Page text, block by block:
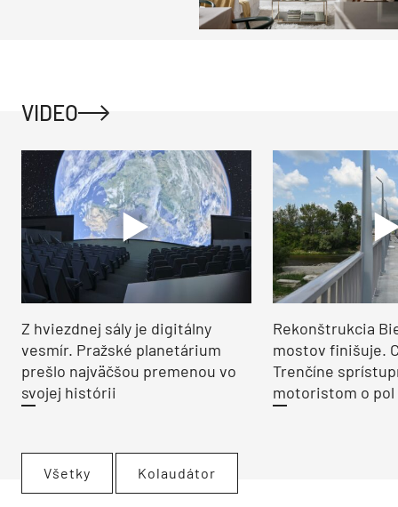
VIDEO
Z hviezdnej sály je digitálny
vesmír. Pražské planetárium
prešlo najväčšou premenou vo
svojej histórii
Rekonštrukcia
mostov finišuje.
Trenčíne
motoristom o pol
Všetky Kolaudátor